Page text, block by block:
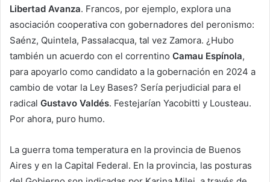
Libertad Avanza. Francos, por ejemplo, explora una
asociación cooperativa con gobernadores del peronismo:
Saénz, Quintela, Passalacqua, tal vez Zamora. ¿Hubo
también un acuerdo con el correntino Camau Espínola,
para apoyarlo como candidato a la gobernación en 2024 a
cambio de votar la Ley Bases? Sería perjudicial para el
radical Gustavo Valdés. Festejarían Yacobitti y Lousteau.
Por ahora, puro humo.
La guerra toma temperatura en la provincia de Buenos
Aires y en la Capital Federal. En la provincia, las posturas